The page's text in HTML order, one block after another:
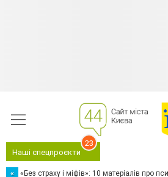
Наші спецпроєкти
23
« «Без страху і міфів»: 10 матеріалів про